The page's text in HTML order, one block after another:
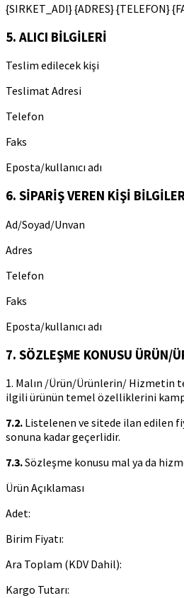
{SIRKET_ADI} {ADRES} {TELEFON}
5. ALICI BİLGİLERİ
Teslim edilecek kişi
Teslimat Adresi
Telefon
Faks
Eposta/kullanıcı adı
6. SİPARİŞ VEREN KİŞİ
Ad/Soyad/Unvan
Adres
Telefon
Faks
Eposta/kullanıcı adı
7. SÖZLEŞME KONUSU ÜRÜN/
1. Malın /Ürün/Ürünlerin/ Hizmetin
ilgili ürünün temel özelliklerini
7.2. Listelenen ve sitede ilan edilen
sonuna kadar geçerlidir.
7.3.Sözleşme konusu mal ya da
Ürün Açıklaması
Adet:
Birim Fiyatı:
Ara Toplam (KDV Dahil):
Kargo Tutarı: